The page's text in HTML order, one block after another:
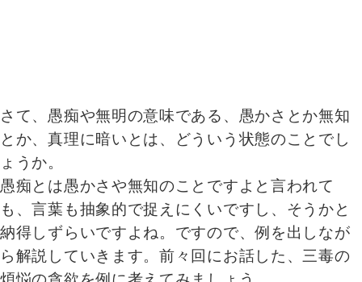
さて、愚痴や無明の意味である、愚かさとか無知
とか、真理に暗いとは、どういう状態のことでし
ょうか。
愚痴とは愚かさや無知のことですよと言われて
も、言葉も抽象的で捉えにくいですし、そうかと
納得しずらいですよね。ですので、例を出しなが
ら解説していきます。前々回にお話した、三毒の